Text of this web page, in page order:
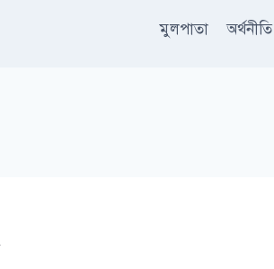
মুলপাতা অর্থনীতি